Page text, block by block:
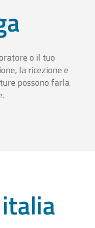
o il tuo
la ricezione e
possono farla